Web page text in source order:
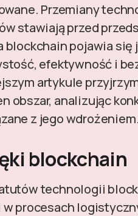
Przemiany
stawiają przed
pojawia się
efektywność i
artykule
obszar, analizując
z jego
blockchain
technologii
procesach